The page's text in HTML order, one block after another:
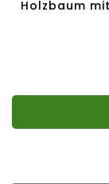
Holzbaum